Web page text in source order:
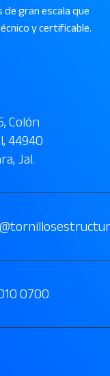
gran escala que
y certificable.
Colón
44940
Jal.
0700